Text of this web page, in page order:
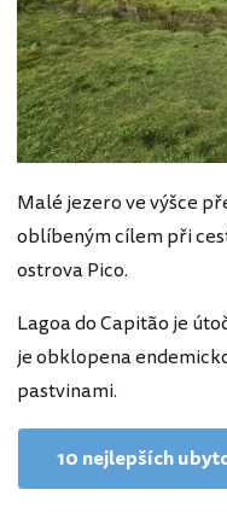
Malé jezero ve výšce
oblíbeným cílem při
ostrova Pico.
Lagoa do Capitão je
je obklopena
pastvinami.
10 nejlepších